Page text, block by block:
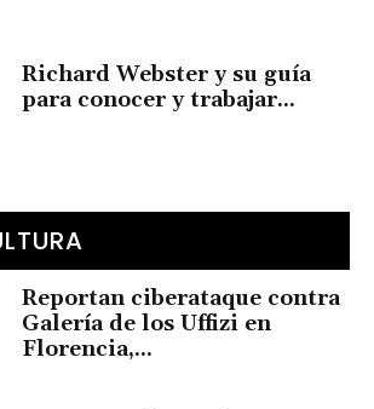
Richard Webster y su guía
para conocer y trabajar...
Reportan ciberataque contra
Galería de los Uffizi en
Florencia,...